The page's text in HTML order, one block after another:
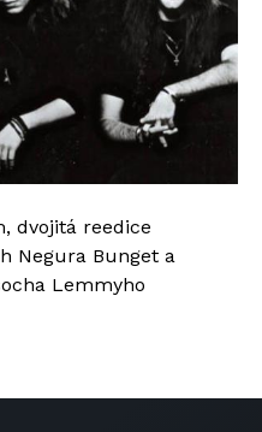
dvojitá reedice
Negura Bunget a
Lemmyho